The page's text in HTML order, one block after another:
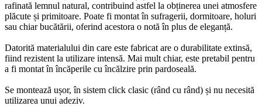
rafinată lemnul natural, contribuind astfel la obținerea unei atmosfere
plăcute și primitoare. Poate fi montat în sufragerii, dormitoare, holuri
sau chiar bucătării, oferind acestora o notă în plus de eleganță.
Datorită materialului din care este fabricat are o durabilitate extinsă,
fiind rezistent la utilizare intensă. Mai mult chiar, este pretabil pentru
a fi montat în încăperile cu încălzire prin pardoseală.
Se montează ușor, în sistem click clasic (rând cu rând) și nu necesită
utilizarea unui adeziv.